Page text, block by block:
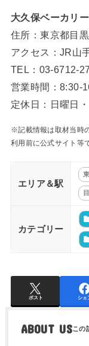
大久保ベーカリー
住所：東京都目
アクセス：JR山
TEL：03-6712-
営業時間：8:30-
定休日：日曜日
※記載情報は取材当時
利用前に公式サイト等
エリア＆駅
カテゴリー
ポスト シェ
ABOUT US